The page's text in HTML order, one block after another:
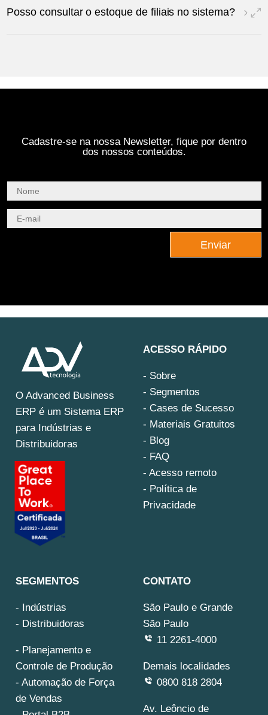
Posso consultar o estoque de filiais no sistema?
Cadastre-se na nossa Newsletter, fique por dentro
dos nossos conteúdos.
Enviar
O Advanced Business
ERP é um Sistema ERP
para Indústrias e
Distribuidoras
ACESSO RÁPIDO
- Sobre
- Segmentos
- Cases de Sucesso
- Materiais Gratuitos
- Blog
- FAQ
- Acesso remoto
- Política de
Privacidade
SEGMENTOS
- Indústrias
- Distribuidoras
- Planejamento e
Controle de Produção
-Automação de Força
de Vendas
CONTATO
São Paulo e Grande
São Paulo
11 2261-4000
Demais localidades
0800 818 2804
Av. Leôncio de